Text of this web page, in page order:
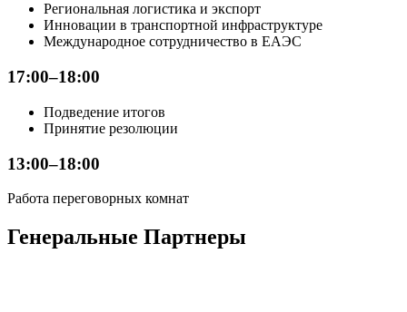
Региональная логистика и экспорт
Инновации в транспортной инфраструктуре
Международное сотрудничество в ЕАЭС
17:00–18:00
Подведение итогов
Принятие резолюции
13:00–18:00
Работа переговорных комнат
Генеральные Партнеры